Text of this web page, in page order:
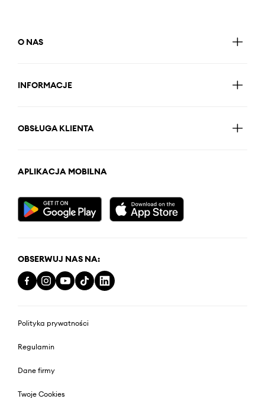
O NAS
INFORMACJE
OBSŁUGA KLIENTA
APLIKACJA MOBILNA
OBSERWUJ NAS NA:
Polityka prywatności
Regulamin
Dane firmy
Twoje Cookies